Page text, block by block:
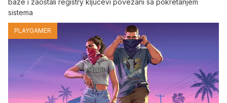
sistema
PLAYGAMER